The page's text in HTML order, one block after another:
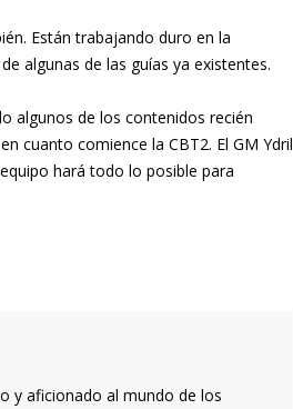
Están trabajando duro en la
algunas de las guías ya existentes.
algunos de los contenidos recién
cuanto comience la CBT2. El GM Ydril
hará todo lo posible para
y aficionado al mundo de los